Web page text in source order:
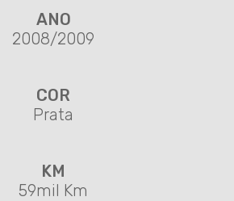
ANO
2008/2009
COR
Prata
KM
59mil Km